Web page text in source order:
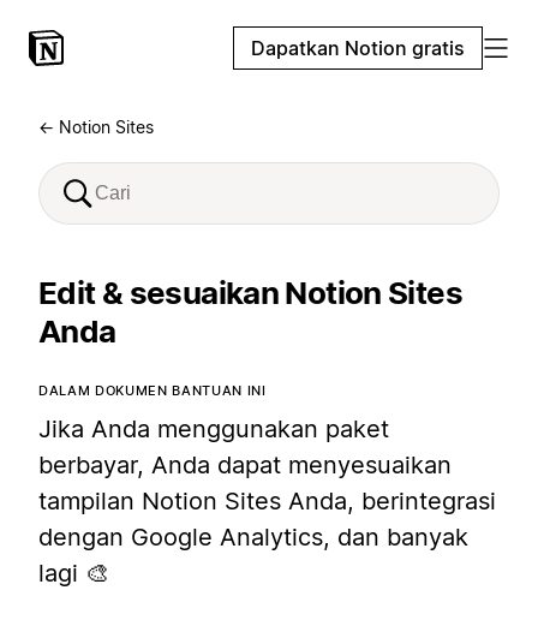
Dapatkan Notion gratis
← Notion Sites
Edit & sesuaikan Notion Sites
Anda
DALAM DOKUMEN BANTUAN INI
Jika Anda menggunakan paket
berbayar, Anda dapat menyesuaikan
tampilan Notion Sites Anda, berintegrasi
dengan Google Analytics, dan banyak
lagi 🎨